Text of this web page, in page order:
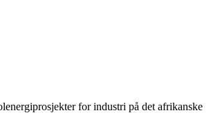
for industri på det afrikanske